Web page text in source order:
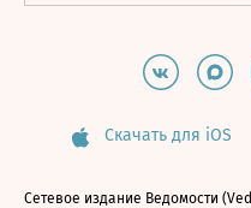
Скачать для iOS
Сетевое издание Ведомости